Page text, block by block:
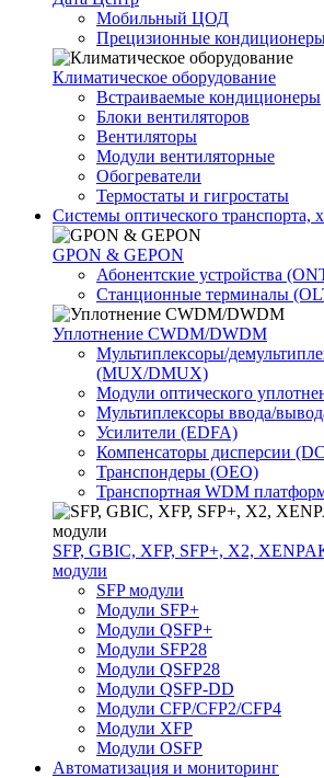
Мобильный ЦОД
Прецизионные
Климатичeское оборудование
Встраиваемые кондиционеры
Блоки вентиляторов
Вентиляторы
Модули вентиляторные
Обогреватели
Термостаты и гигростаты
Системы оптического транспорта,
GPON & GEPON
Абонентские устройства
Станционные терминалы
Уплотнение CWDM/DWDM
Мультиплексоры/
(MUX/DMUX)
Модули оптического
Мультиплексоры ввода/
Усилители (EDFA)
Компенсаторы дисперсии
Транспондеры (OEO)
Транспортная WDM
SFP, GBIC, XFP, SFP+, X2,
модули
SFP модули
Модули SFP+
Модули QSFP+
Модули SFP28
Модули QSFP28
Модули QSFP-DD
Модули CFP/CFP2/CFP4
Модули XFP
Модули OSFP
Автоматизация и мониторинг